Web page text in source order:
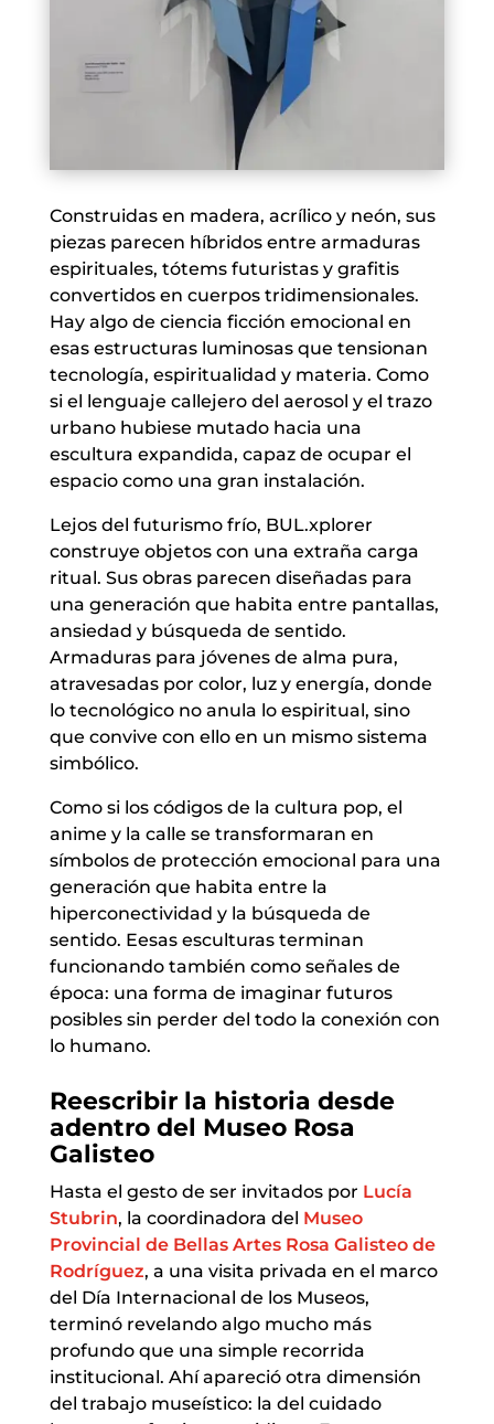
Construidas en madera, acrílico y neón, sus
piezas parecen híbridos entre armaduras
espirituales, tótems futuristas y grafitis
convertidos en cuerpos tridimensionales.
Hay algo de ciencia ficción emocional en
esas estructuras luminosas que tensionan
tecnología, espiritualidad y materia. Como
si el lenguaje callejero del aerosol y el trazo
urbano hubiese mutado hacia una
escultura expandida, capaz de ocupar el
espacio como una gran instalación.
Lejos del futurismo frío, BUL.xplorer
construye objetos con una extraña carga
ritual. Sus obras parecen diseñadas para
una generación que habita entre pantallas,
ansiedad y búsqueda de sentido.
Armaduras para jóvenes de alma pura,
atravesadas por color, luz y energía, donde
lo tecnológico no anula lo espiritual, sino
que convive con ello en un mismo sistema
simbólico.
Como si los códigos de la cultura pop, el
anime y la calle se transformaran en
símbolos de protección emocional para una
generación que habita entre la
hiperconectividad y la búsqueda de
sentido. Eesas esculturas terminan
funcionando también como señales de
época: una forma de imaginar futuros
posibles sin perder del todo la conexión con
lo humano.
Reescribir la historia desde
adentro del Museo Rosa
Galisteo
Hasta el gesto de ser invitados por Lucía
Stubrin, la coordinadora del Museo
Provincial de Bellas Artes Rosa Galisteo de
Rodríguez, a una visita privada en el marco
del Día Internacional de los Museos,
terminó revelando algo mucho más
profundo que una simple recorrida
institucional. Ahí apareció otra dimensión
del trabajo museístico: la del cuidado